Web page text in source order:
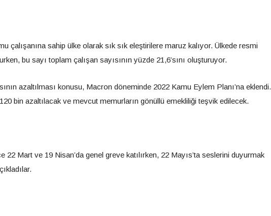
çalışanına sahip ülke olarak sık sık eleştirilere maruz kalıyor. Ülkede resmi
bu sayı toplam çalışan sayısının yüzde 21,6’sını oluşturuyor.
azaltılması konusu, Macron döneminde 2022 Kamu Eylem Planı’na eklendi.
bin azaltılacak ve mevcut memurların gönüllü emekliliği teşvik edilecek.
22 Mart ve 19 Nisan’da genel greve katılırken, 22 Mayıs’ta seslerini duyurmak